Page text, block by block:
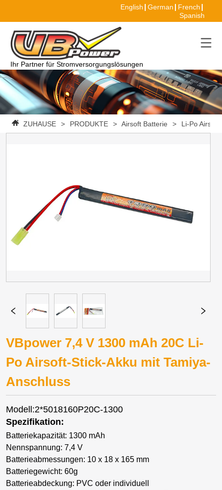
English German
French
Spanish
Ihr Partner für Stromversorgungslösungen
ZUHAUSE > PRODUKTE > Airsoft Batterie > Li-Po Airsoft
VBpower 7,4 V 1300 mAh 20C Li-
Po Airsoft-Stick-Akku mit Tamiya-
Anschluss
Modell:2*5018160P20C-1300
Spezifikation:
Batteriekapazität: 1300 mAh
Nennspannung: 7,4 V
Batterieabmessungen: 10 x 18 x 165 mm
Batteriegewicht: 60g
Batterieabdeckung: PVC oder individuell